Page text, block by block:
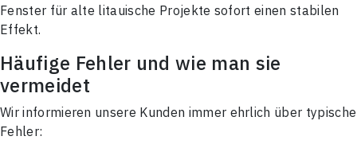
Fenster für alte litauische Projekte sofort einen stabilen
Effekt.
Häufige Fehler und wie man sie
vermeidet
Wir informieren unsere Kunden immer ehrlich über typische
Fehler: